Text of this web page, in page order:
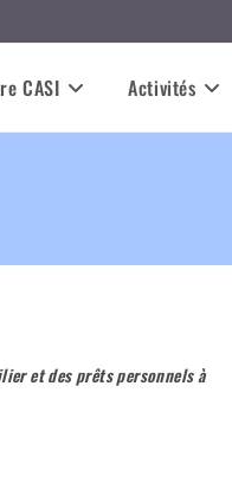
CASI Activités
et des prêts personnels à